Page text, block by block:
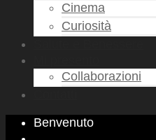
Cinema
Curiosità
Collaborazioni
Benvenuto